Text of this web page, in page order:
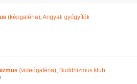
(képgaléria),Angyali gyógyítók
(videógaléria), Buddhizmus klub